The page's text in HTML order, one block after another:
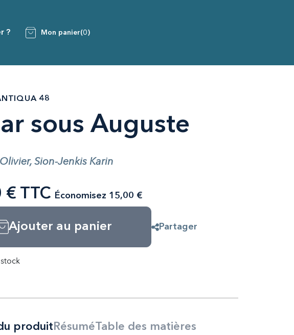
? Mon panier(0)
48
sous Auguste
Sion-Jenkis Karin
€ TTC Économisez 15,00 €
Ajouter au panier Partager
produit RésuméTable des matières